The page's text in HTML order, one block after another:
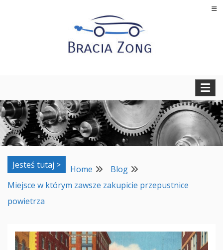
Jesteś tutaj > Home
Blog
Miejsce w którym zawsze zakupicie przepustnice
powietrza